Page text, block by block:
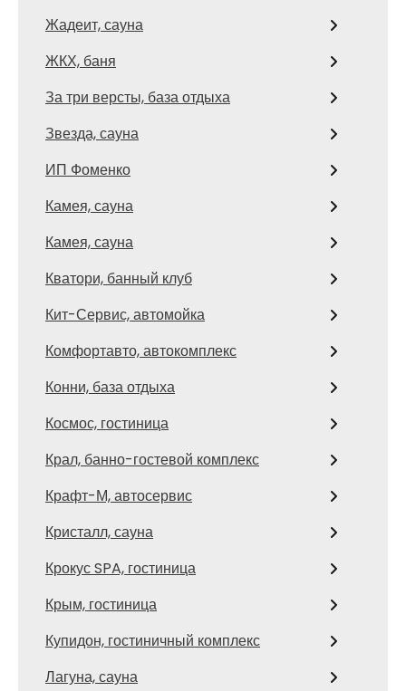
Жадеит, сауна
ЖКХ, баня
За три версты, база отдыха
Звезда, сауна
ИП Фоменко
Камея, сауна
Камея, сауна
Кватори, банный клуб
Кит-Сервис, автомойка
Комфортавто, автокомплекс
Конни, база отдыха
Космос, гостиница
Крал, банно-гостевой комплекс
Крафт-М, автосервис
Кристалл, сауна
Крокус SPA, гостиница
Крым, гостиница
Купидон, гостиничный комплекс
Лагуна, сауна